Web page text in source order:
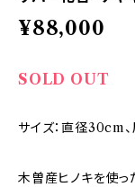
¥88,000
SOLD OUT
サイズ：直径30cm
木曽産ヒノキを使っ